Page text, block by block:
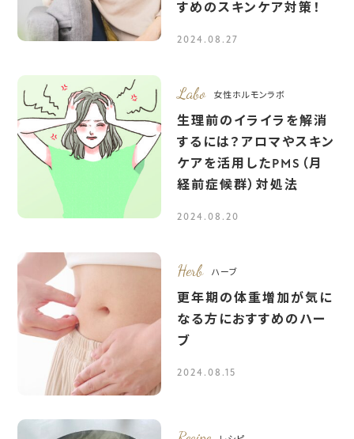
すめのスキンケア対策！
2024.08.27
Labo 女性ホルモンラボ
生理前のイライラを解消
するには？アロマやスキン
ケアを活用したPMS（月
経前症候群）対処法
2024.08.20
Herb ハーブ
更年期の体重増加が気に
なる方におすすめのハー
ブ
2024.08.15